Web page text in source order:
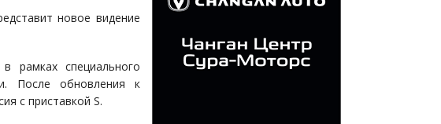
новое видение
рамках специального
После обновления к
с приставкой S.